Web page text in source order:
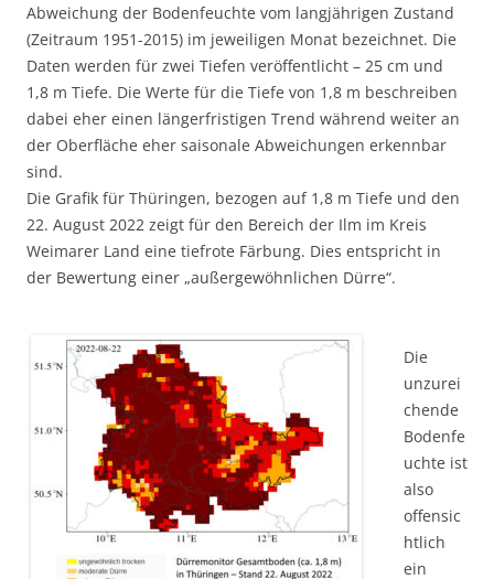
Abweichung der Bodenfeuchte vom langjährigen Zustand
(Zeitraum 1951-2015) im jeweiligen Monat bezeichnet. Die
Daten werden für zwei Tiefen veröffentlicht – 25 cm und
1,8 m Tiefe. Die Werte für die Tiefe von 1,8 m beschreiben
dabei eher einen längerfristigen Trend während weiter an
der Oberfläche eher saisonale Abweichungen erkennbar
sind.
Die Grafik für Thüringen, bezogen auf 1,8 m Tiefe und den
22. August 2022 zeigt für den Bereich der Ilm im Kreis
Weimarer Land eine tiefrote Färbung. Dies entspricht in
der Bewertung einer „außergewöhnlichen Dürre“.
Die
unzurei
chende
Bodenfe
uchte ist
also
offensic
htlich
ein